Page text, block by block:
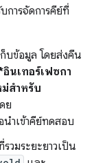
การจัดการคีย์ที่
บข้อมูล โดยส่งคืน
นเทอร์เฟซกา
สำหรับ
ย
นำเข้าคีย์ทดสอบ
วมระยะยาวเป็น